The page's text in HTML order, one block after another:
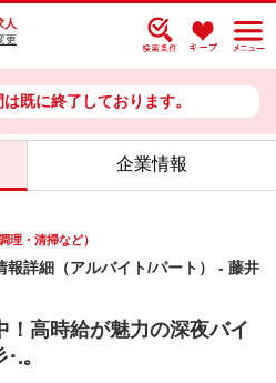
人
更
既に終了しております。
企業情報
理・清掃など）
詳細（アルバイト/パート） - 藤井
！高時給が魅力の深夜バイ
.｡